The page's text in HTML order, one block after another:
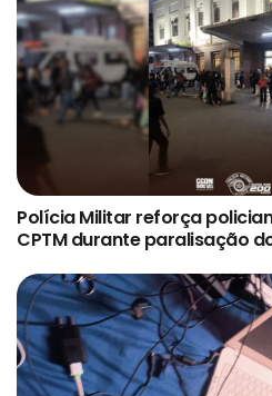
Polícia Militar reforça
CPTM durante paralisação